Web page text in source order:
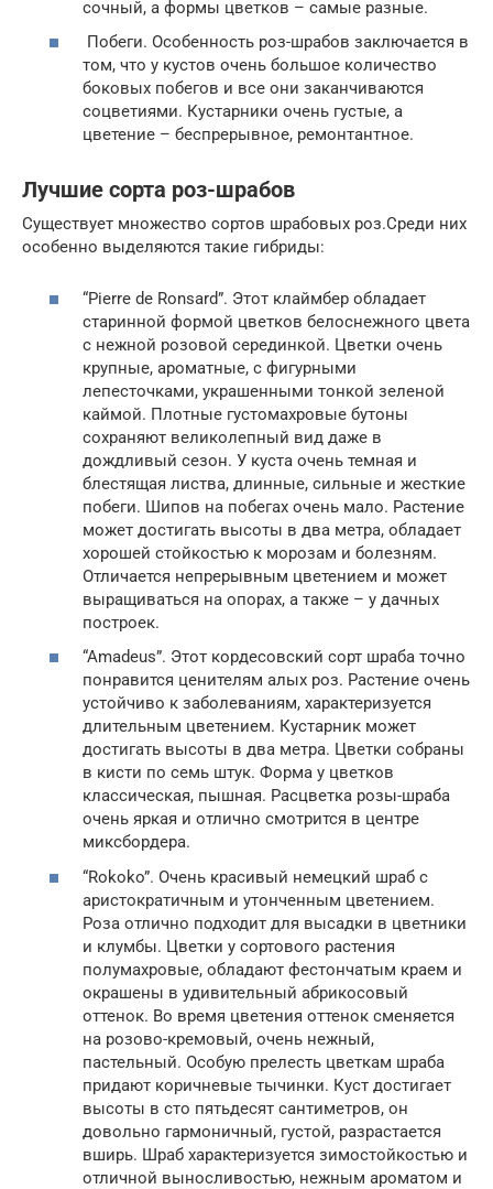
сочный, а формы цветков – самые разные.
Побеги. Особенность роз-шрабов заключается в
том, что у кустов очень большое количество
боковых побегов и все они заканчиваются
соцветиями. Кустарники очень густые, а
цветение – беспрерывное, ремонтантное.
Лучшие сорта роз-шрабов
Существует множество сортов шрабовых роз.Среди них
особенно выделяются такие гибриды:
“Pierre de Ronsard”. Этот клаймбер обладает
старинной формой цветков белоснежного цвета
с нежной розовой серединкой. Цветки очень
крупные, ароматные, с фигурными
лепесточками, украшенными тонкой зеленой
каймой. Плотные густомахровые бутоны
сохраняют великолепный вид даже в
дождливый сезон. У куста очень темная и
блестящая листва, длинные, сильные и жесткие
побеги. Шипов на побегах очень мало. Растение
может достигать высоты в два метра, обладает
хорошей стойкостью к морозам и болезням.
Отличается непрерывным цветением и может
выращиваться на опорах, а также – у дачных
построек.
“Amadeus”. Этот кордесовский сорт шраба точно
понравится ценителям алых роз. Растение очень
устойчиво к заболеваниям, характеризуется
длительным цветением. Кустарник может
достигать высоты в два метра. Цветки собраны
в кисти по семь штук. Форма у цветков
классическая, пышная. Расцветка розы-шраба
очень яркая и отлично смотрится в центре
миксбордера.
“Rokoko”. Очень красивый немецкий шраб с
аристократичным и утонченным цветением.
Роза отлично подходит для высадки в цветники
и клумбы. Цветки у сортового растения
полумахровые, обладают фестончатым краем и
окрашены в удивительный абрикосовый
оттенок. Во время цветения оттенок сменяется
на розово-кремовый, очень нежный,
пастельный. Особую прелесть цветкам шраба
придают коричневые тычинки. Куст достигает
высоты в сто пятьдесят сантиметров, он
довольно гармоничный, густой, разрастается
вширь. Шраб характеризуется зимостойкостью и
отличной выносливостью, нежным ароматом и